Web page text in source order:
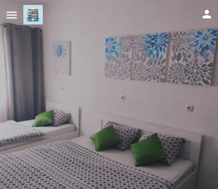
Apartment Katica Mostar